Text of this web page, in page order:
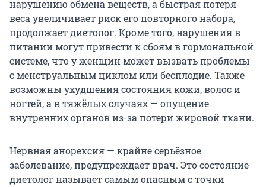
нарушению обмена веществ, а быстрая потеря
веса увеличивает риск его повторного набора,
продолжает диетолог. Кроме того, нарушения в
питании могут привести к сбоям в гормональной
системе, что у женщин может вызвать проблемы
с менструальным циклом или бесплодие. Также
возможны ухудшения состояния кожи, волос и
ногтей, а в тяжёлых случаях — опущение
внутренних органов из-за потери жировой ткани.
Нервная анорексия — крайне серьёзное
заболевание, предупреждает врач. Это состояние
диетолог называет самым опасным с точки